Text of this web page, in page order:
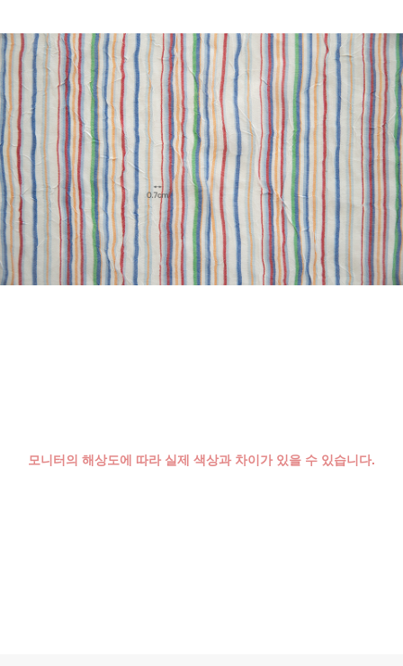
모니터의 해상도에 따라 실제 색상과 차이가 있을 수 있습니다.